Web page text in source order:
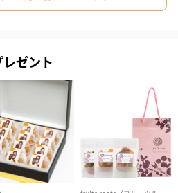
いるので、目で見ても楽しい商品
S
ルーツブーケ
ゼント